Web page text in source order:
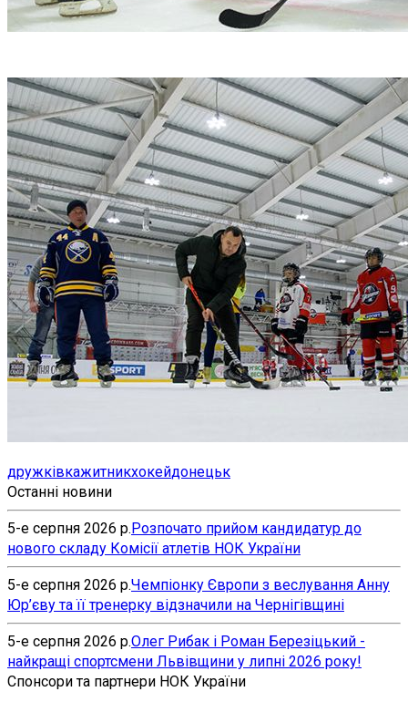
дружківкажитникхокейдонецьк
Останні новини
5-е серпня 2026 р.Розпочато прийом кандидатур до
нового складу Комісії атлетів НОК України
5-е серпня 2026 р.Чемпіонку Європи з веслування Анну
Юр’єву та її тренерку відзначили на Чернігівщині
5-е серпня 2026 р.Олег Рибак і Роман Березіцький -
найкращі спортсмени Львівщини у липні 2026 року!
Спонсори та партнери НОК України